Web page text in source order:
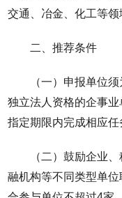
交通、冶金、化工等领
二、推荐条件
（一）申报单位
独立法人资格的企事
指定期限内完成相应任
（二）鼓励企业
融机构等不同类型单